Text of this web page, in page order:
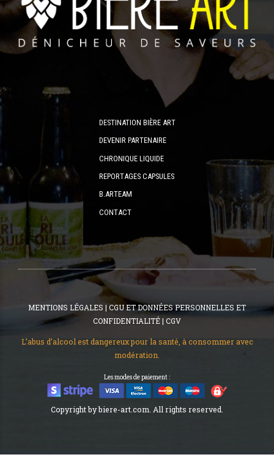
DESTINATION BIÈRE ART
DEVENIR PARTENAIRE
CHRONIQUE LIQUIDE
REPORTAGES CAPSULES
B.ARTEAM
CONTACT
MENTIONS LÉGALES | CGU ET DONNÉES PERSONNELLES ET
CONFIDENTIALITÉ| CGV
L’abus d’alcool est dangereux pour la santé, à consommer avec
modération.
Les modes de paiement :
Copyright by biere-art.com. All rights reserved.